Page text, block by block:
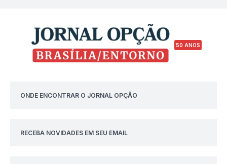
50 ANOS
ONDE ENCONTRAR O JORNAL OPÇÃO
RECEBA NOVIDADES EM SEU EMAIL